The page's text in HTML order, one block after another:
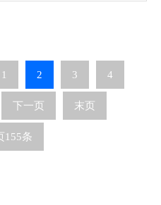
1 2 3 4
下一页 末页
155条